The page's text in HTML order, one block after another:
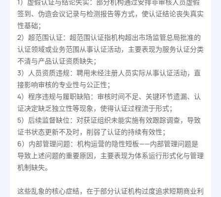
签到、伪造会议记录与检测报告等方式，使认证结论丧失真实
性基础；
2）超范围认证：超范围认证指机构超出市场监管总局批准的
认证领域或业务范围从事认证活动，主要表现为服务认证分类
不清与产品认证资质缺失；
3）人员资质违规：聘用未经注册人员实际从事认证活动，直
接影响审核的专业性与公正性；
4）程序违规与履职缺陷：审核时间不足、关键环节遗漏、认
证决定缺乏独立性等现象，使得认证过程流于形式；
5）后续监督缺位：对获证组织未能实施有效跟踪调查，导致
证书状态更新不及时，削弱了认证的持续有效性；
6）内部管理问题：机构运营的隐性短板——内部管理问题是
导致上述问题的重要原因，主要表现为体系运行形式化与管理
机制缺失。
这些乱象的核心症结，在于部分认证机构过度追求短期商业利